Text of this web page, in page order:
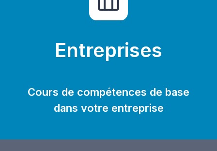
Entreprises
Cours de compétences de base
dans votre entreprise